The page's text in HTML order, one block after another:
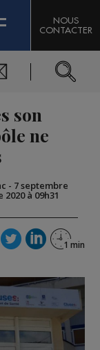
NOUS
CONTACTER
son
ne
- 7 septembre
à 09h31